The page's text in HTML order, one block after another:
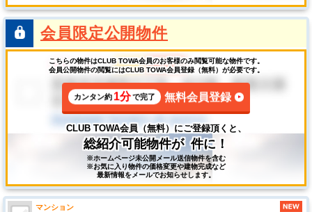
会員限定公開物件
こちらの物件はCLUB TOWA会員のお客様のみ閲覧可能な物件です。
会員公開物件の閲覧にはCLUB TOWA会員登録（無料）が必要です。
カンタン約 1分で完了 無料会員登録
CLUB TOWA会員（無料）にご登録頂くと、
総紹介可能物件が 件に！
※ホームページ未公開メール送信物件を含む
※お気に入り物件の価格変更や建物完成など
最新情報をメールでお知らせします。
マンション